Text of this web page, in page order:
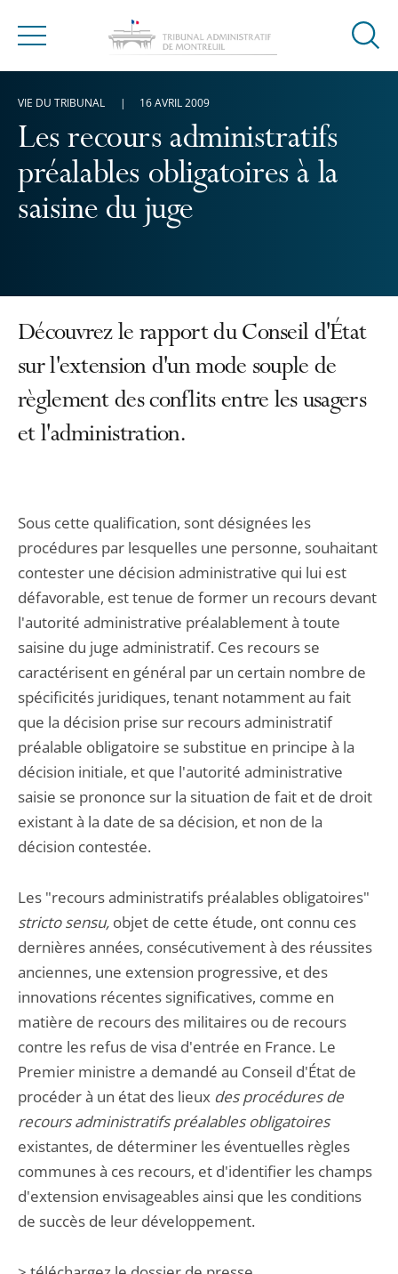
Menu
Ouvrir
Les recours administratifs
préalables obligatoires à la
saisine du juge
VIE DU TRIBUNAL 16 AVRIL 2009
Découvrez le rapport du Conseil d'État
sur l'extension d'un mode souple de
règlement des conflits entre les usagers
et l'administration.
Sous cette qualification, sont désignées les
procédures par lesquelles une personne, souhaitant
contester une décision administrative qui lui est
défavorable, est tenue de former un recours devant
l'autorité administrative préalablement à toute
saisine du juge administratif. Ces recours se
caractérisent en général par un certain nombre de
spécificités juridiques, tenant notamment au fait
que la décision prise sur recours administratif
préalable obligatoire se substitue en principe à la
décision initiale, et que l'autorité administrative
saisie se prononce sur la situation de fait et de droit
existant à la date de sa décision, et non de la
décision contestée.
Les "recours administratifs préalables obligatoires"
stricto sensu, objet de cette étude, ont connu ces
dernières années, consécutivement à des réussites
anciennes, une extension progressive, et des
innovations récentes significatives, comme en
matière de recours des militaires ou de recours
contre les refus de visa d'entrée en France. Le
Premier ministre a demandé au Conseil d'État de
procéder à un état des lieux des procédures de
recours administratifs préalables obligatoires
existantes, de déterminer les éventuelles règles
communes à ces recours, et d'identifier les champs
d'extension envisageables ainsi que les conditions
de succès de leur développement.